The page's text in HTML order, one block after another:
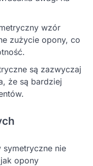
wzór
zużycie opony, co
są zazwyczaj
że są bardziej
symetryczne nie
opony